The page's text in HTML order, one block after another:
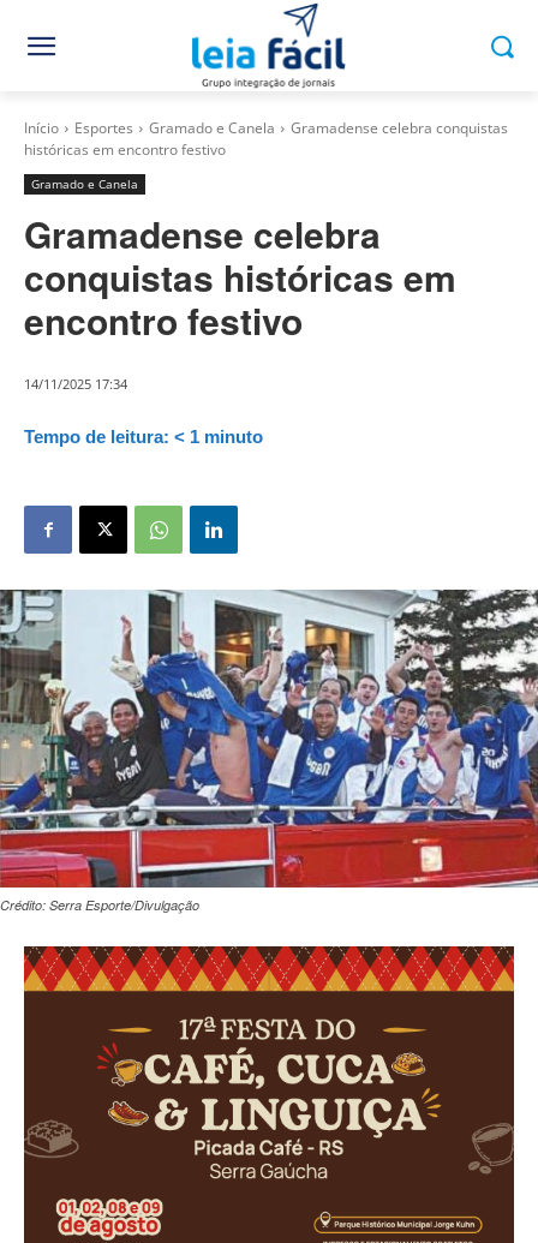
Início Esportes Gramado e Canela
Gramadense celebra conquistas
históricas em encontro festivo
Gramado e Canela
Gramadense celebra
conquistas históricas em
encontro festivo
14/11/2025 17:34
Tempo de leitura: < 1 minuto
Crédito: Serra Esporte/Divulgação